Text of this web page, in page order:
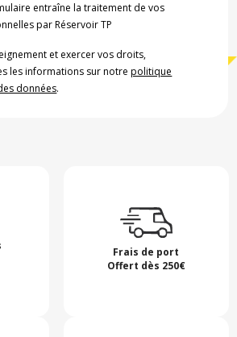
entraîne la traitement de vos
par Réservoir TP
et exercer vos droits,
les informations sur notrepolitique
données.
Frais de port
Offert dès 250€